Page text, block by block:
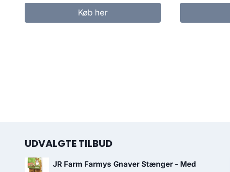
Køb her
UDVALGTE TILBUD
JR Farm Farmys Gnaver Stænger - Med